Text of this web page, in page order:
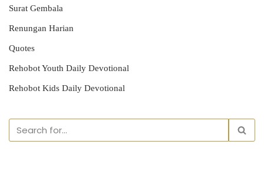
Surat Gembala
Renungan Harian
Quotes
Rehobot Youth Daily Devotional
Rehobot Kids Daily Devotional